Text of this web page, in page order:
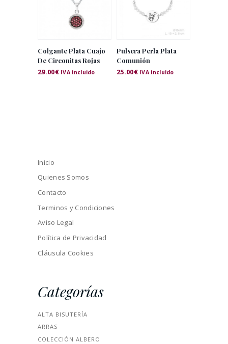
Colgante Plata Cuajo
De Circonitas Rojas
29.00€ IVA incluido
Pulsera Perla Plata
Comunión
25.00€ IVA incluido
Inicio
Quienes Somos
Contacto
Terminos y Condiciones
Aviso Legal
Política de Privacidad
Cláusula Cookies
Categorías
ALTA BISUTERÍA
ARRAS
COLECCIÓN ALBERO